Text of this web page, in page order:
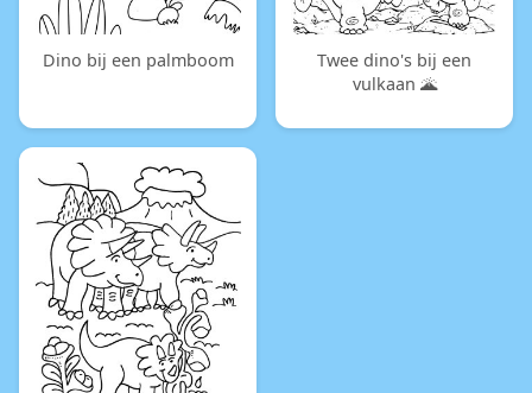
Dino bij een palmboom
Twee dino's bij een
vulkaan 🌋